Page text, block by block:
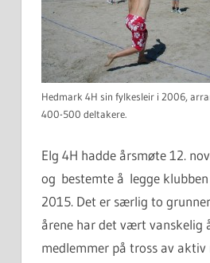
Hedmark 4H sin fylkesleir i 2006,
400-500 deltakere.
Elg 4H hadde årsmøte 12.
og bestemte å legge
2015. Det er særlig to
årene har det vært vanskelig
medlemmer på tross av